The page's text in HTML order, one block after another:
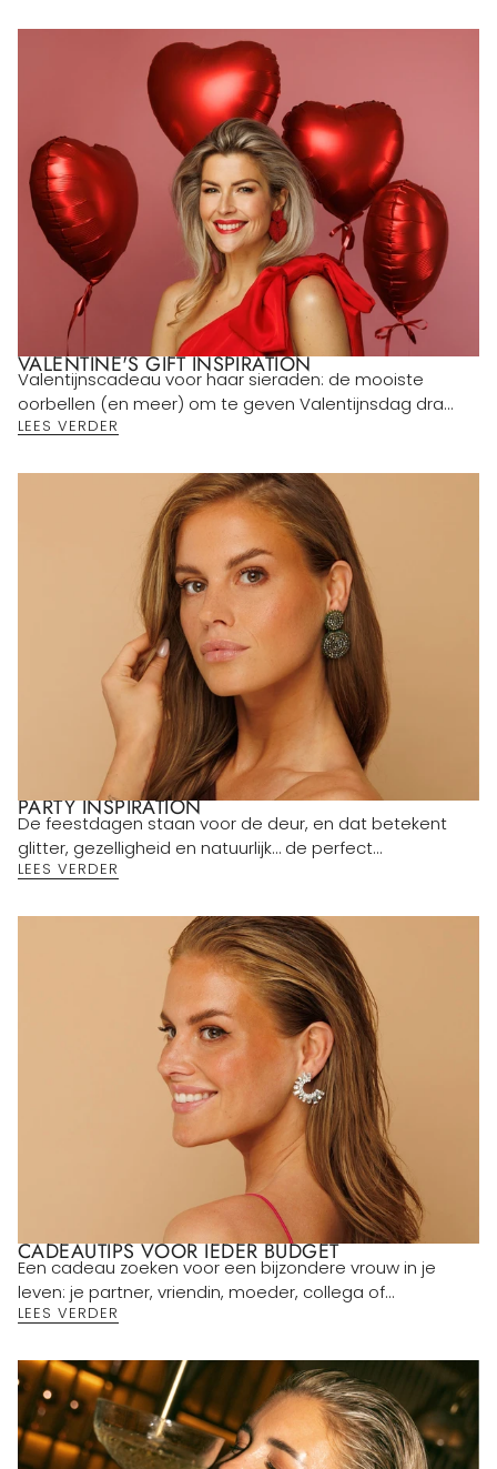
VALENTINE'S GIFT INSPIRATION
Valentijnscadeau voor haar sieraden: de mooiste
oorbellen (en meer) om te geven Valentijnsdag dra...
LEES VERDER
PARTY INSPIRATION
De feestdagen staan voor de deur, en dat betekent
glitter, gezelligheid en natuurlijk… de perfect...
LEES VERDER
CADEAUTIPS VOOR IEDER BUDGET
Een cadeau zoeken voor een bijzondere vrouw in je
leven: je partner, vriendin, moeder, collega of...
LEES VERDER